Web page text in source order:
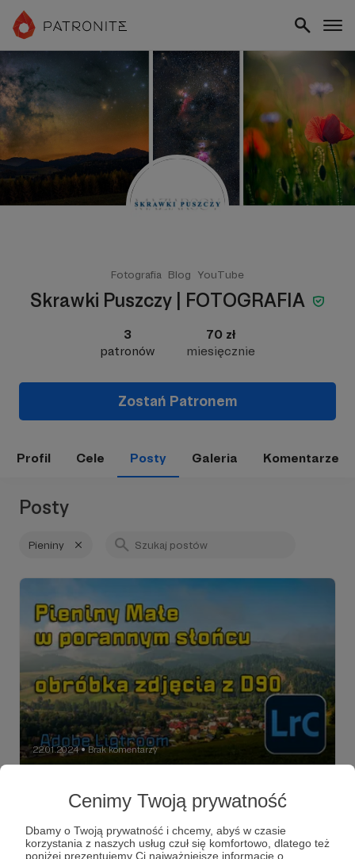
Cenimy Twoją prywatność
Dbamy o Twoją prywatność i chcemy, abyś w czasie
korzystania z naszych usług czuł się komfortowo, dlatego też
poniżej prezentujemy Ci najważniejsze informacje o
Fotografia Blog YouTube
Skrawki Puszczy | FOTOGRAFIA
3
patronów
70 zł
miesięcznie
Zostań Patronem
Profil Cele Posty Galeria Komentarze
Posty
Pieniny
22.01.2024 ● Brak komentarzy
obróbka zdjęcia z D90
kilkanaście lat temu, jeszcze starym Nikonem D90 z
KITowym obiektywem18-105. Zobaczcie, jak starym